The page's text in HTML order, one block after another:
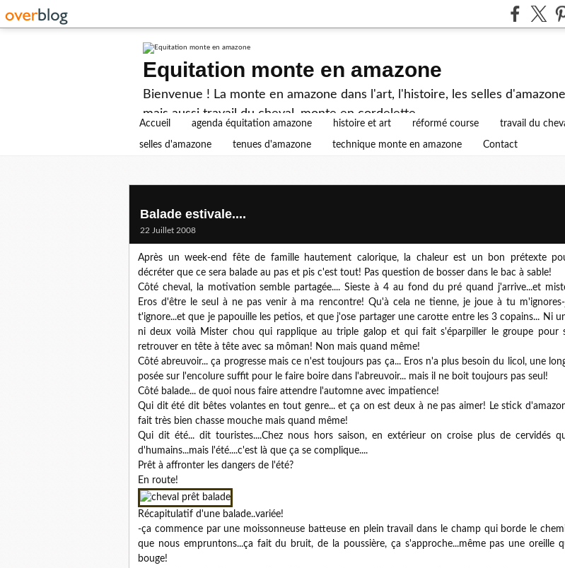
Equitation monte en amazone
Bienvenue ! La monte en amazone dans l'art, l'histoire, les selles
mais aussi travail du cheval, monte en cordelette...
Accueil agenda équitation amazone histoire et art réformé course travail du
selles d'amazone tenues d'amazone technique monte en amazone Contact
Balade estivale....
22 Juillet 2008
Après un week-end fête de famille hautement calorique, la chaleur est un bon prétexte
décréter que ce sera balade au pas et pis c'est tout! Pas question de bosser dans le bac à sable!
Côté cheval, la motivation semble partagée.... Sieste à 4 au fond du pré quand j'arrive...et
Eros d'être le seul à ne pas venir à ma rencontre! Qu'à cela ne tienne, je joue à tu
t'ignore...et que je papouille les petios, et que j'ose partager une carotte entre les 3 copains... Ni
ni deux voilà Mister chou qui rapplique au triple galop et qui fait s'éparpiller le groupe pour
retrouver en tête à tête avec sa môman! Non mais quand même!
Côté abreuvoir... ça progresse mais ce n'est toujours pas ça... Eros n'a plus besoin du licol, une
posée sur l'encolure suffit pour le faire boire dans l'abreuvoir... mais il ne boit toujours pas seul!
Côté balade... de quoi nous faire attendre l'automne avec impatience!
Qui dit été dit bêtes volantes en tout genre... et ça on est deux à ne pas aimer! Le stick
fait très bien chasse mouche mais quand même!
Qui dit été... dit touristes....Chez nous hors saison, en extérieur on croise plus de cervidés
d'humains...mais l'été....c'est là que ça se complique....
Prêt à affronter les dangers de l'été?
En route!
Récapitulatif d'une balade..variée!
-ça commence par une moissonneuse batteuse en plein travail dans le champ qui borde le
que nous empruntons...ça fait du bruit, de la poussière, ça s'approche...même pas une oreille
bouge!